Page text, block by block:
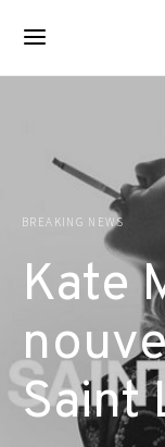
BREAKING NEWS
Kate
Saint